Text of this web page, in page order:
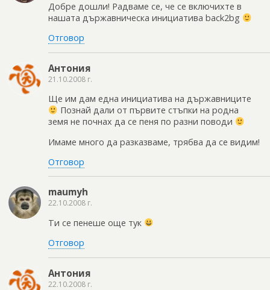
Добре дошли! Радваме се, че се включихте в
нашата държавническа инициатива back2bg
Отговор
Антония
21.10.2008 г.
Ще им дам една инициатива на държавниците
Познай дали от първите стъпки на родна
земя не почнах да се пеня по разни поводи
Имаме много да разказваме, трябва да се видим!
Отговор
maumyh
22.10.2008 г.
Ти се пенеше още тук
Отговор
Антония
22.10.2008 г.